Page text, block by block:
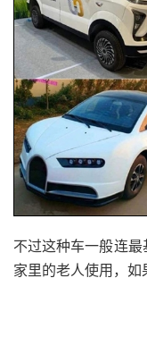
不过这种车一般连
家里的老人使用，如